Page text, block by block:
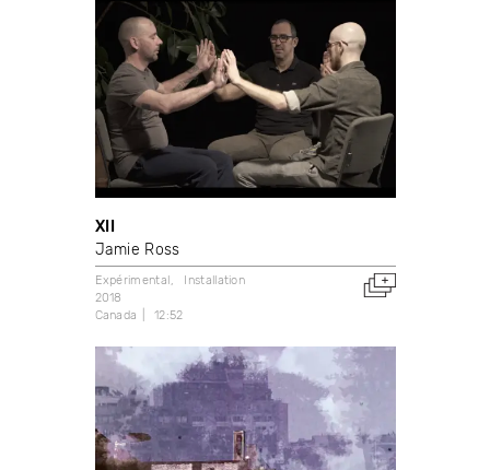
XII
Jamie Ross
Expérimental
Installation
2018
Canada
12:52